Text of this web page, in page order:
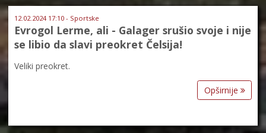
12.02.2024 17:10 - Sportske
Evrogol Lerme, ali - Galager srušio svoje i nije
se libio da slavi preokret Čelsija!
Veliki preokret.
Opširnije